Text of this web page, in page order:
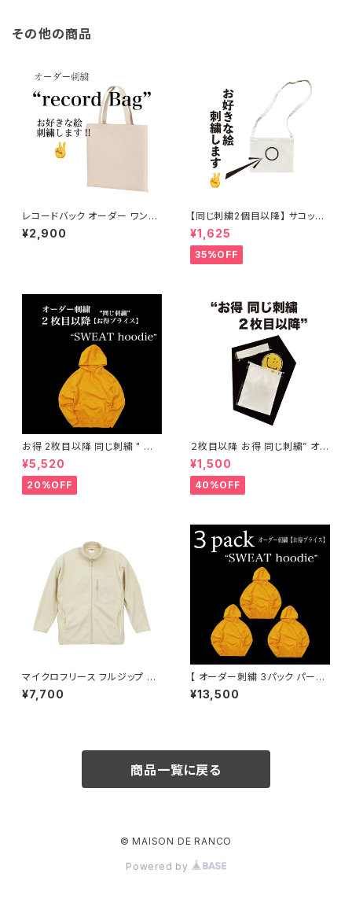
その他の商品
レコードバック オーダー ワンポ
イント刺繍
¥2,900
【同じ刺繍2個目以降】 サコッシ
ュ ” オーダー ワンポイント刺繍
"
¥1,625
35%OFF
お得 2枚目以降 同じ刺繍 " オ
ーダー刺繍 パーカー "
¥5,520
20%OFF
２枚目以降 お得 同じ刺繍” オー
ダー 刺繍 ワッペン "
¥1,500
40%OFF
マイクロフリース フルジップ ス
タンド ジャケット（一重） オーダ
ー ワンポイント刺繍
¥7,700
【 オーダー刺繍 3パック パーカ
ー 】
¥13,500
商品一覧に戻る
© MAISON DE RANCO
Powered by